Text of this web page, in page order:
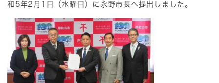
和5年2月1日（水曜日）に永野市長へ提出しました。​